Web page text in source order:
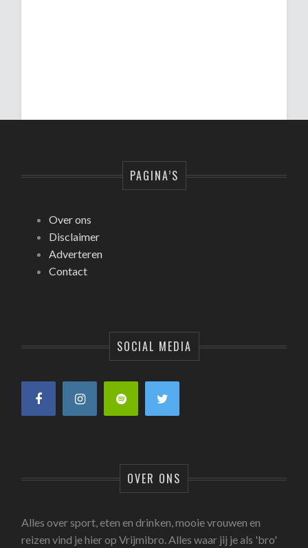
PAGINA’S
Over ons
Disclaimer
Adverteren
Contact
SOCIAL MEDIA
OVER ONS
Alles over sport, eten en drinken, mooie vrouwen en
reizen vind je hier op Vrijmibro. Alles waar jij je als 'bro'